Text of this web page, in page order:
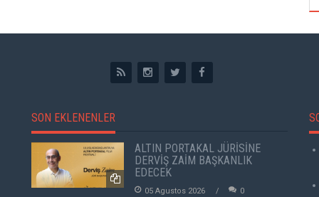
SON EKLENENLER
ALTIN PORTAKAL JÜRİSİNE
DERVİŞ ZAİM BAŞKANLIK
EDECEK
05 Agustos 2026 0